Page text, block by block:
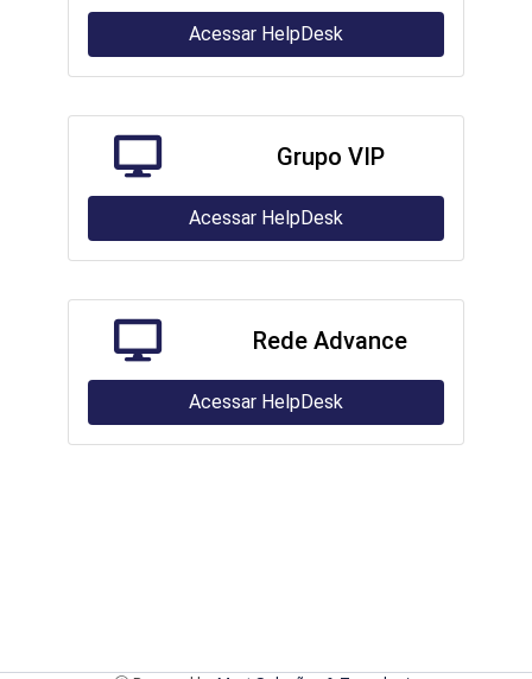
Acessar HelpDesk
Grupo VIP
Acessar HelpDesk
Rede Advance
Acessar HelpDesk